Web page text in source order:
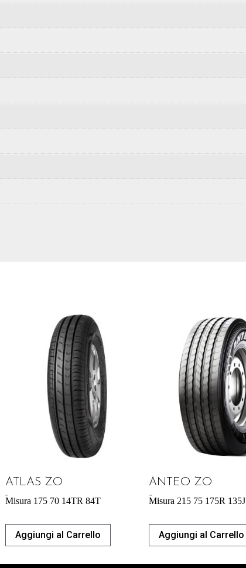
ATLAS ZO
Misura 175 70 14TR 84T
Aggiungi al Carrello
ANTEO ZO
Misura 215 75 175R 135J
Aggiungi al Carrello